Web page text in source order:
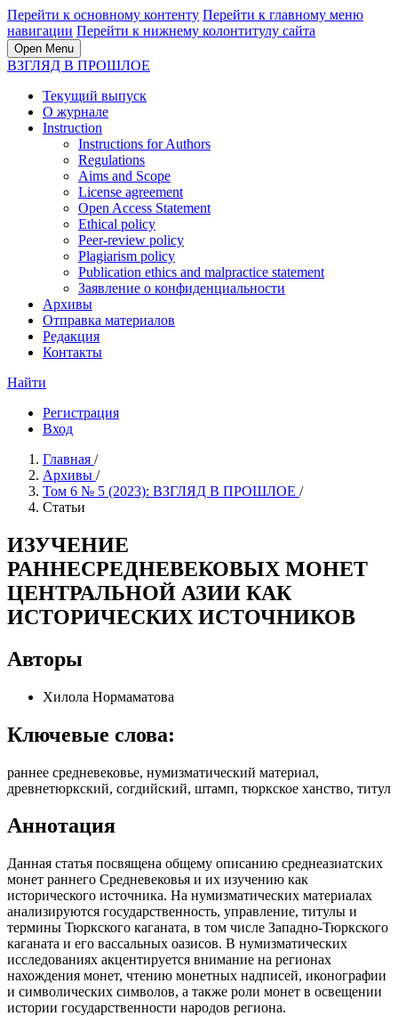
Перейти к основному контенту Перейти к главному меню
навигации Перейти к нижнему колонтитулу сайта
Open Menu
ВЗГЛЯД В ПРОШЛОЕ
Текущий выпуск
О журнале
Instruction
Instructions for Authors
Regulations
Aims and Scope
License agreement
Open Access Statement
Ethical policy
Peer-review policy
Plagiarism policy
Publication ethics and malpractice statement
Заявление о конфиденциальности
Архивы
Отправка материалов
Редакция
Контакты
Найти
Регистрация
Вход
Главная /
Архивы /
Том 6 № 5 (2023): ВЗГЛЯД В ПРОШЛОЕ /
Статьи
ИЗУЧЕНИЕ
РАННЕСРЕДНЕВЕКОВЫХ МОНЕТ
ЦЕНТРАЛЬНОЙ АЗИИ КАК
ИСТОРИЧЕСКИХ ИСТОЧНИКОВ
Авторы
Хилола Нормаматова
Ключевые слова:
раннее средневековье, нумизматический материал,
древнетюркский, согдийский, штамп, тюркское ханство, титул
Аннотация
Данная статья посвящена общему описанию среднеазиатских
монет раннего Средневековья и их изучению как
исторического источника. На нумизматических материалах
анализируются государственность, управление, титулы и
термины Тюркского каганата, в том числе Западно-Тюркского
каганата и его вассальных оазисов. В нумизматических
исследованиях акцентируется внимание на регионах
нахождения монет, чтению монетных надписей, иконографии
и символических символов, а также роли монет в освещении
истории государственности народов региона.